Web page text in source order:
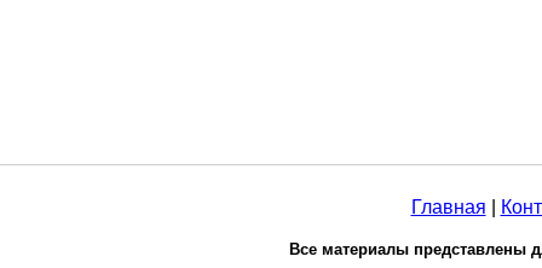
Главная
Все материалы представлены